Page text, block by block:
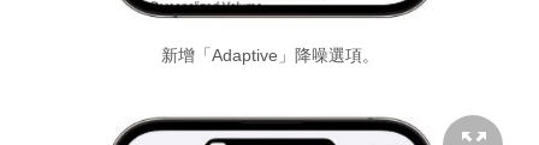
新增「Adaptive」降噪選項。